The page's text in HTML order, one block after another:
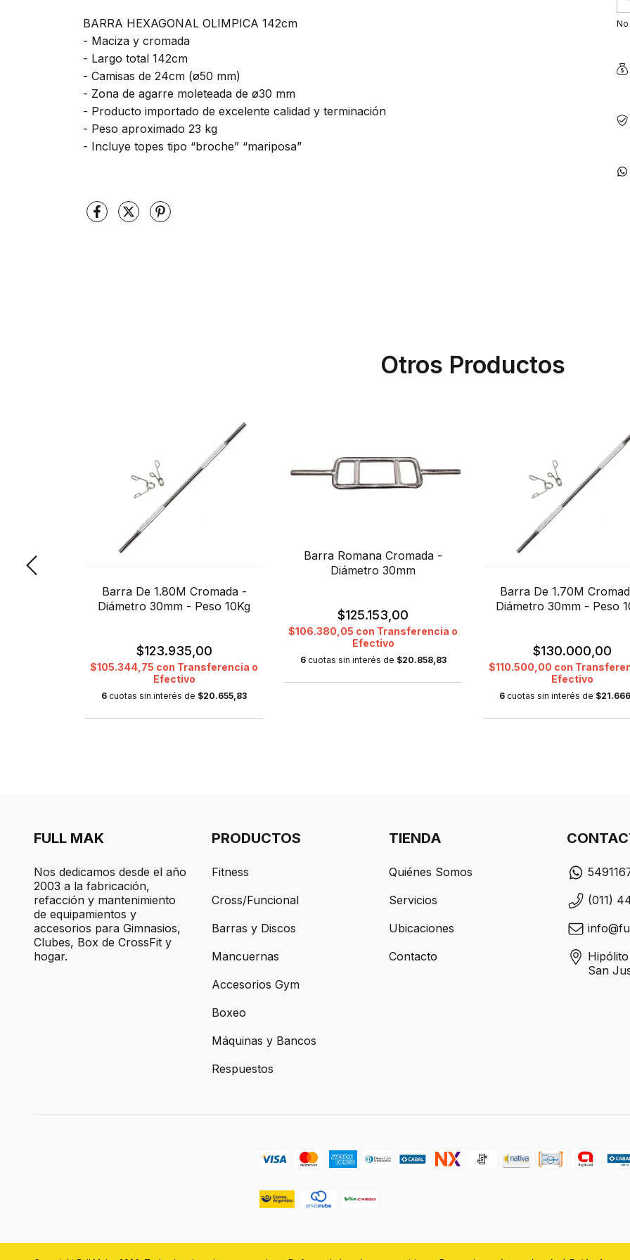
BARRA HEXAGONAL OLIMPICA 142cm
- Maciza y cromada
- Largo total 142cm
- Camisas de 24cm (ø50 mm)
- Zona de agarre moleteada de ø30 mm
- Producto importado de excelente calidad y terminación
- Peso aproximado 23 kg
- Incluye topes tipo “broche” “mariposa”
Otros Productos
De
- 9Kg
Barra De 1.80M Cromada -
Diámetro 30mm - Peso 10Kg
$123.935,00
$105.344,75 con Transferencia o
Efectivo
6 cuotas sin interés de $20.655,83
Barra Romana Cromada -
Diámetro 30mm
$125.153,00
$106.380,05 con Transferencia o
Efectivo
6 cuotas sin interés de $20.858,83
Barra De 1.70M
Diámetro 30mm - Peso
$130.000,00
$110.500,00 con
Efectivo
6 cuotas sin interés de
FULL MAK
Nos dedicamos desde el año
2003 a la fabricación,
refacción y mantenimiento
de equipamientos y
accesorios para Gimnasios,
Clubes, Box de CrossFit y
hogar.
PRODUCTOS
Fitness
Cross/Funcional
Barras y Discos
Mancuernas
Accesorios Gym
Boxeo
Máquinas y Bancos
Respuestos
TIENDA
Quiénes Somos
Servicios
Ubicaciones
Contacto
(011)
San